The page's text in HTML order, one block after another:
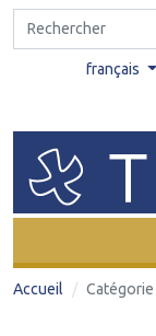
français
Accueil Catégorie